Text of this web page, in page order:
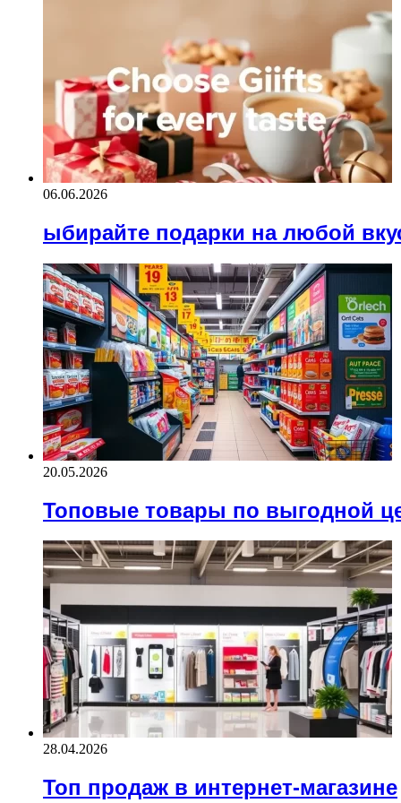
06.06.2026
ыбирайте подарки на любой
20.05.2026
Топовые товары по выгодной
28.04.2026
Топ продаж в интернет-магазине